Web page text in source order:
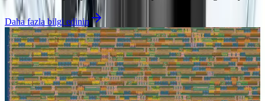
Daha fazla bilgi edinin